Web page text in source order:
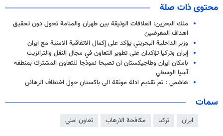
محتوى ذات صلة
ملك البحرين: العلاقات الوثيقة بين طهران والمنامة تحول دون تحقيق
اهداف المغرضين
وزير الداخلية البحريني يؤكد على إكمال الاتفاقية الامنية مع ايران
إيران وتركيا تؤكدان على تطوير التعاون في مجال النقل والترانزيت
بامكان ايران وطاجيكستان ان تصبحا نموذجا للتعاون المشترك بمنطقه
آسيا الوسطي
هاشمي : تم تقديم ادلة موثقة الى باكستان حول اختطاف الرهائن
سمات
ايران تركيا مكافحة الارهاب تعاون امني